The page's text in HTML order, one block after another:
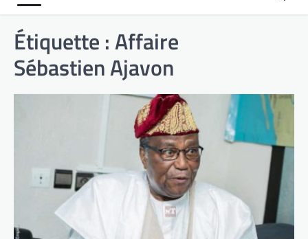
Étiquette :Affaire
Sébastien Ajavon